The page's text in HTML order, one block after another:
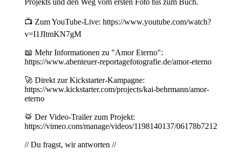
Projekts und den Weg vom ersten Foto bis zum Buch.
📺 Zum YouTube-Live: https://www.youtube.com/watch?
v=I1JItmKN7gM
📖 Mehr Informationen zu "Amor Eterno":
https://www.abenteuer-reportagefotografie.de/amor-eterno
🚀 Direkt zur Kickstarter-Kampagne:
https://www.kickstarter.com/projects/kai-behrmann/amor-
eterno
🥁 Der Video-Trailer zum Projekt:
https://vimeo.com/manage/videos/1198140137/06178b7212
// Du fragst, wir antworten //